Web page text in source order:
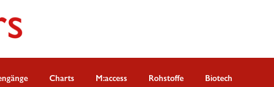
Charts M:access Rohstoffe Biotech